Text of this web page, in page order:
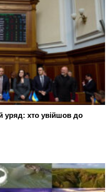
уряд: хто увійшов до